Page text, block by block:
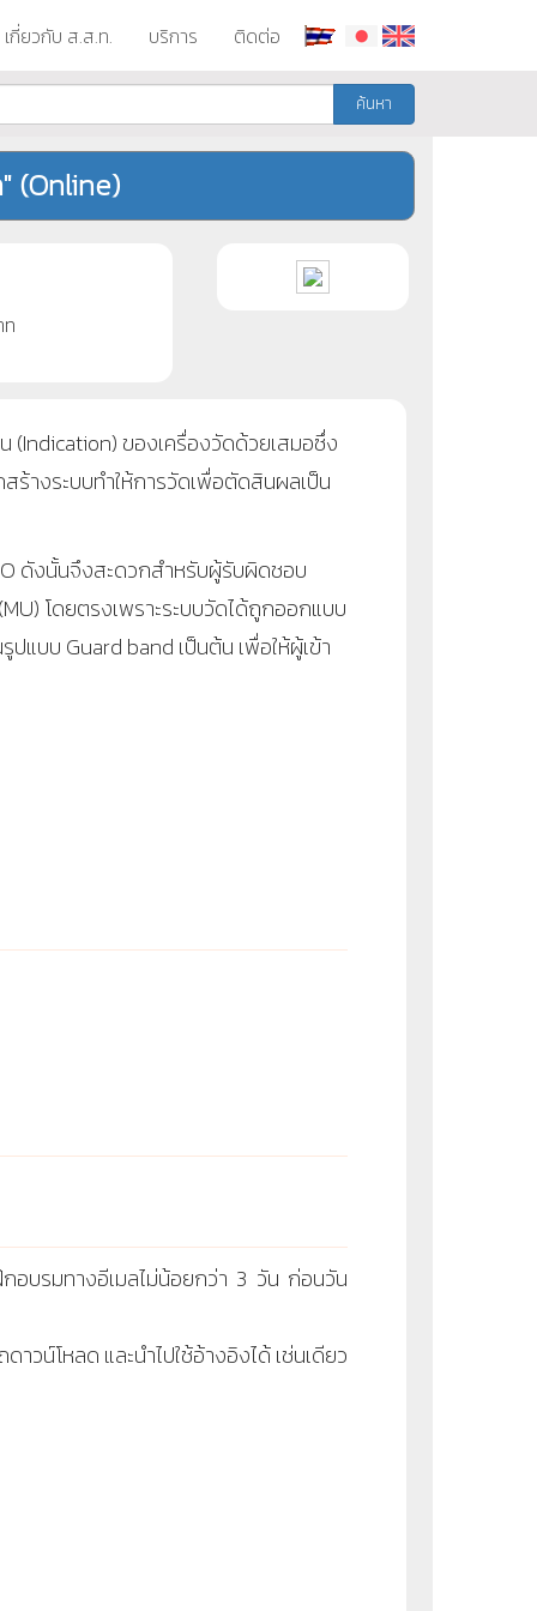
เกี่ยวกับ ส.ส.ท. บริการ ติดต่อ
ค้นหา
(Online)
(Indication)ของเครื่องวัดด้วยเสมอซึ่ง
างระบบทำให้การวัดเพื่อตัดสินผลเป็น
ดังนั้นจึงสะดวกสำหรับผู้รับผิดชอบ
โดยตรงเพราะระบบวัดได้ถูกออกแบบ
รูปแบบ Guard band เป็นต้น เพื่อให้ผู้เข้า
อบรมทางอีเมลไม่น้อยกว่า 3 วัน ก่อนวัน
าวน์โหลด และนำไปใช้อ้างอิงได้ เช่นเดียว